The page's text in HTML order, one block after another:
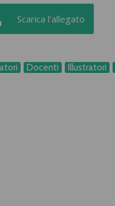
Scarica l'allegato
Docenti Illustratori